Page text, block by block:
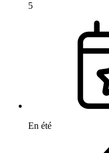
5
En été